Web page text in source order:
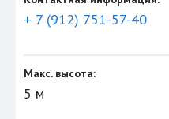
+ 7 (912) 751-57-40
Макс. высота:
5 м